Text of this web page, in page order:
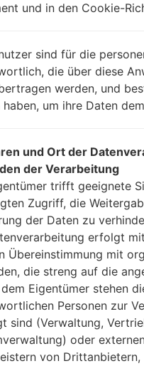
Modell und
und in den Cookie-
sind für die
die über diese
werden, und
um ihre Daten
und Ort der
der Verarbeitung
trifft geeignete
Zugriff, die
der Daten zu
erfolgt
Übereinstimmung mit
die streng auf die
Eigentümer stehen
Personen zur
sind (Verwaltung,
oder
von